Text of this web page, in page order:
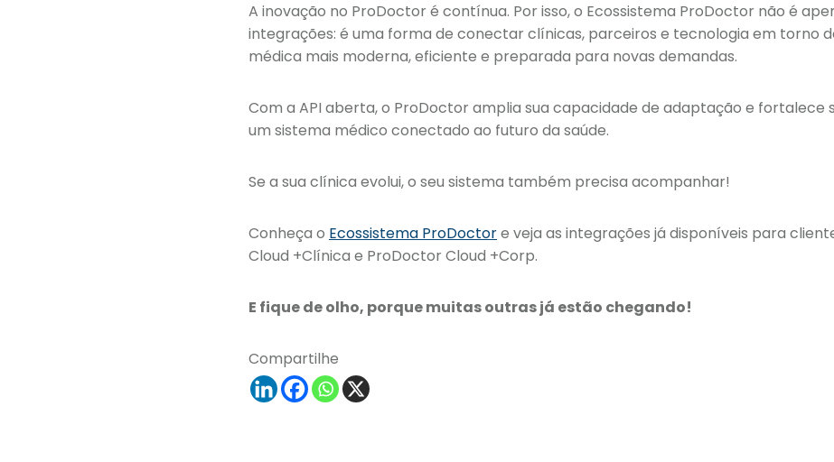
A inovação no ProDoctor é contínua. Por isso, o Ecossistema ProDoctor não é
integrações: é uma forma de conectar clínicas, parceiros e tecnologia em torno
médica mais moderna, eficiente e preparada para novas demandas.
Com a API aberta, o ProDoctor amplia sua capacidade de adaptação e fortalece
um sistema médico conectado ao futuro da saúde.
Se a sua clínica evolui, o seu sistema também precisa acompanhar!
Conheça o Ecossistema ProDoctore veja as integrações já disponíveis para
Cloud +Clínica e ProDoctor Cloud +Corp.
E fique de olho, porque muitas outras já estão chegando!
Compartilhe